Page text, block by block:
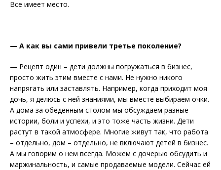
Все имеет место.
— А как вы сами привели третье поколение?
— Рецепт один – дети должны погружаться в бизнес,
просто жить этим вместе с нами. Не нужно никого
напрягать или заставлять. Например, когда приходит моя
дочь, я делюсь с ней знаниями, мы вместе выбираем очки.
А дома за обеденным столом мы обсуждаем разные
истории, боли и успехи, и это тоже часть жизни. Дети
растут в такой атмосфере. Многие живут так, что работа
– отдельно, дом – отдельно, не включают детей в бизнес.
А мы говорим о нем всегда. Можем с дочерью обсудить и
маржинальность, и самые продаваемые модели. Сейчас ей